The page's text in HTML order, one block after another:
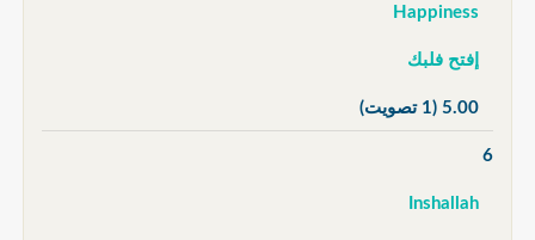
Happiness
إفتح فلبك
5.00 (1 تصويت)
6
Inshallah